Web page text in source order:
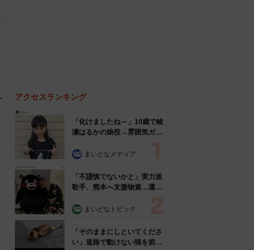
アクセスランキング
「化けましたね～」10歳で綾
瀬はるかの娘役→雰囲気ガラ
雰囲気が」「宝塚に入れそ
まいどなメディア
「不謹慎でないかと」実力派
歌手、熊本へ支援物資…運搬
めらい 「痛いほど伝わる」
まいどなトピック
「そのままにしといてくださ
い」道路で動けない猫を前に